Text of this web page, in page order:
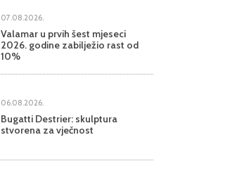
07.08.2026.
Valamar u prvih šest mjeseci
2026. godine zabilježio rast od
10%
06.08.2026.
Bugatti Destrier: skulptura
stvorena za vječnost